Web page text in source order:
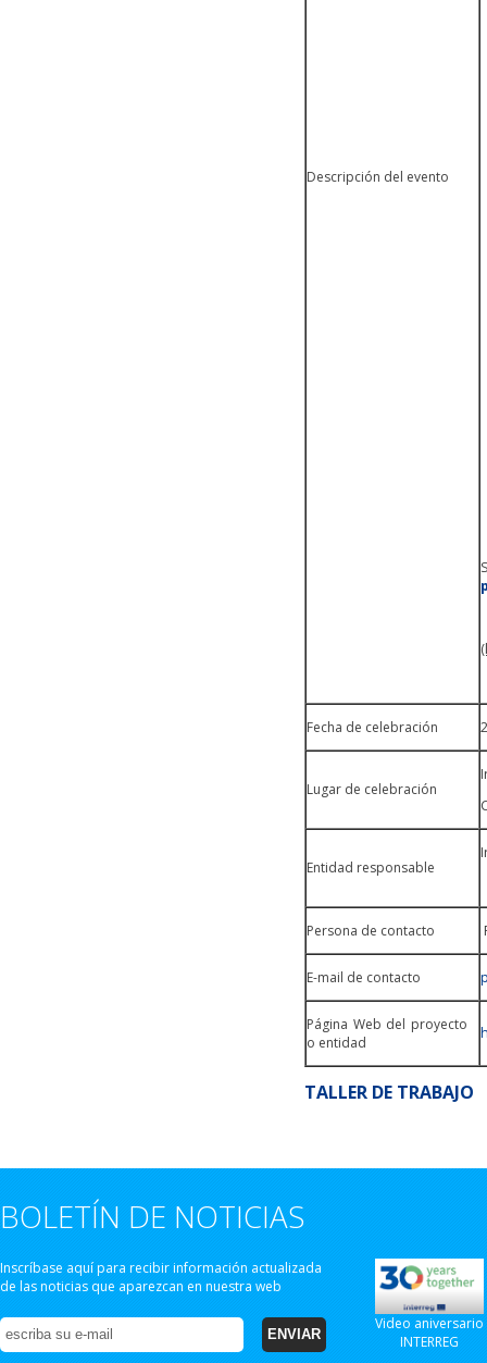
Descripción del evento
Fecha de celebración
Lugar de celebración
Entidad responsable
Persona de contacto
E-mail de contacto
Página Web del proyecto
o entidad
TALLER DE TRABAJO
BOLETÍN DE NOTICIAS
Inscríbase aquí para recibir información actualizada
de las noticias que aparezcan en nuestra web
Video aniversario
INTERREG